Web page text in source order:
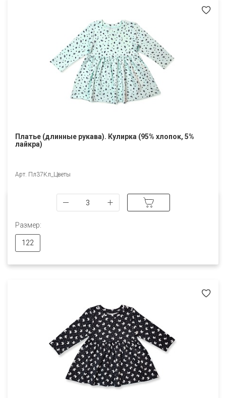
Платье (длинные рукава). Кулирка (95% хлопок, 5%
лайкра)
Арт. Пл37Кл_Цветы
Размер:
122